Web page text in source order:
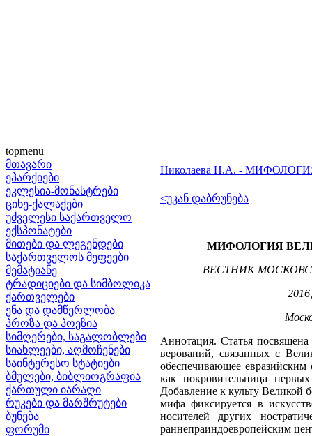
topmenu
მთავარი
ეპარქიები
ეკლესია-მონასტრები
ციხე-ქალაქები
უძველესი საქართველო
ექსპონატები
მითები და ლეგენდები
საქართველოს მეფეები
მემატიანე
ტრადიციები და სიმბოლიკა
ქართველები
ენა და დამწერლობა
პროზა და პოეზია
სიმღერები, საგალობლები
სიახლეები, აღმოჩენები
საინტერესო სტატიები
ბმულები, ბიბლიოგრაფია
ქართული იარაღი
რუკები და მარშრუტები
ბუნება
ფორუმი
Николаева Н.А. -
<უკან დაბრუნება
МИФОЛОГИЯ
ВЕСТНИК
Аннотация. Статья
верований, связанных с
обеспечивающее
как покровительница
Добавление к культу Великой
мифа фиксируется в
носителей других
раннепраиндоевропейским